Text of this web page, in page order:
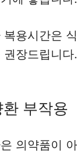
복용시간은
장드립니다.
부작용
의약품이